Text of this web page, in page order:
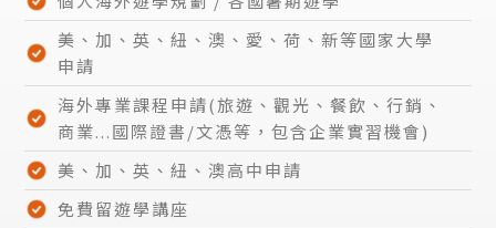
美、加、英、紐、澳、愛、荷、新等國家大學
申請
海外專業課程申請(旅遊、觀光、餐飲、行銷、
商業...國際證書/文憑等，包含企業實習機會)
美、加、英、紐、澳高中申請
免費留遊學講座